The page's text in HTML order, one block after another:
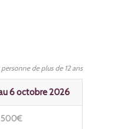
de plus de 12 ans
6 octobre 2026
500€